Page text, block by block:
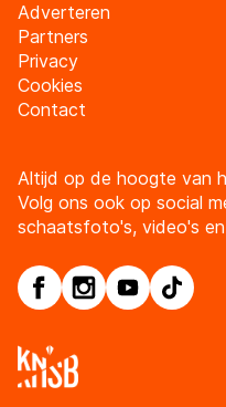
Adverteren
Partners
Privacy
Cookies
Contact
Altijd op de hoogte van
Volg ons ook op social
schaatsfoto's, video's en